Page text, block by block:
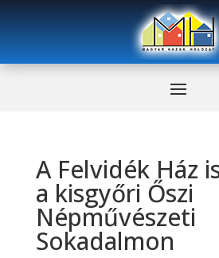
A Felvidék Ház
a kisgyőri Őszi
Népművészeti
Sokadalmon